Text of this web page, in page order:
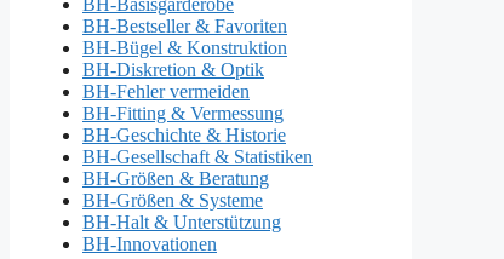
BH-Basisgarderobe
BH-Bestseller & Favoriten
BH-Bügel & Konstruktion
BH-Diskretion & Optik
BH-Fehler vermeiden
BH-Fitting & Vermessung
BH-Geschichte & Historie
BH-Gesellschaft & Statistiken
BH-Größen & Beratung
BH-Größen & Systeme
BH-Halt & Unterstützung
BH-Innovationen